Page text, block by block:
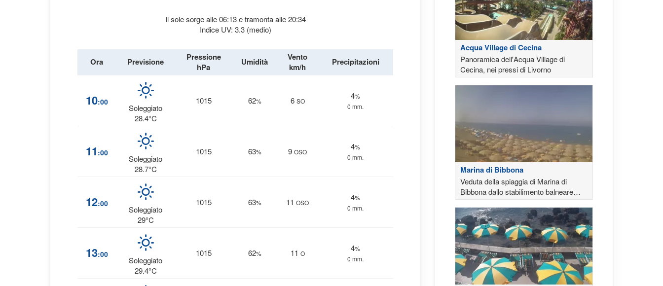
Il sole sorge alle 06:13 e tramonta alle 20:34
Indice UV: 3.3 (medio)
Ora Previsione
Pressione
hPa
Umidità
Vento
km/h
Precipitazioni
10:00
Soleggiato
28.4°C
1015 62% 6 SO
4%
0 mm.
11 :00
Soleggiato
28.7°C
1015 63% 9 OSO
4%
0 mm.
12:00
Soleggiato
29°C
1015 63% 11 OSO
4%
0 mm.
13:00
Soleggiato
29.4°C
1015 62% 11 O
4%
0 mm.
Acqua Village di Cecina
Panoramica dell'Acqua Village di
Cecina, nei pressi di Livorno
Marina di Bibbona
Veduta della spiaggia di Marina di
Bibbona dallo stabilimento balneare
Jolly Beach